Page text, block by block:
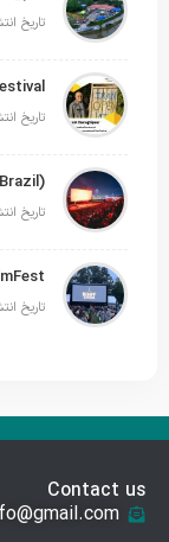
تاریخ انتشار: ۲۲
تاریخ انتشار: ۱۳
تاریخ انتشار: ۱۸
تاریخ انتشار: ۱۸
Contact us